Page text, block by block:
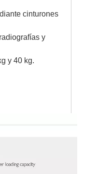
cinturones
y
y 40 kg.